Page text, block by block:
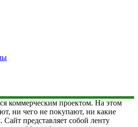
коммерческим проектом. На этом
ни чего не покупают, ни какие
Сайт представляет собой ленту